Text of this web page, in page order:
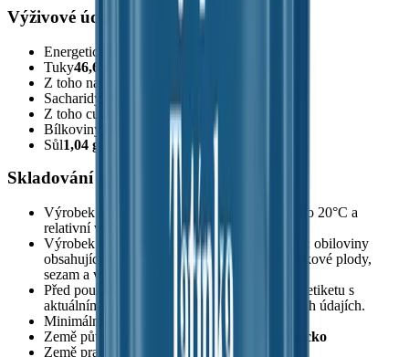
Výživové údaje na 100g
Energetická hodnota
Tuky46,6 g
Z toho nasycené mastné kyseliny
Sacharidy
Z toho cukry
Bílkoviny
Sůl1,04 g
Skladování a ostatní informace:
Výrobek skladujte v suchu a temnu, nejlépe do 20°C a
relativní vlhkosti vzduchu do 65%.
Výrobek byl zabalen v závodě zpracovávající: obiloviny
obsahující lepek, arašídy, sóju, mléko, skořápkové plody,
sezam a výrobky obsahující SO2.
Před použitím výrobku doporučujeme přečíst etiketu s
aktuálními informacemi o složení a výživových údajích.
Minimální trvanlivost
10 - 12 měsíců
Země původu
Írán/USA, Indie/Vietnam, Řecko
Země pražení